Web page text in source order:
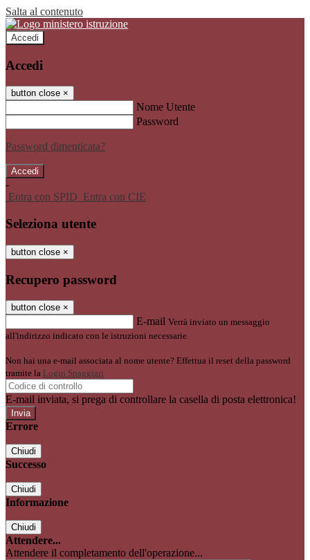
Salta al contenuto
Accedi
Accedi
button close ×
Nome Utente
Password
Password dimenticata?
-
Entra con SPID Entra con CIE
Seleziona utente
button close ×
Recupero password
button close ×
E-mail Verrà inviato un messaggio
all'indirizzo indicato con le istruzioni necessarie.
Non hai una e-mail associata al nome utente? Effettua il reset della password
tramite la Login Spaggiari
E-mail inviata, si prega di controllare la casella di posta elettronica!
Errore
Chiudi
Successo
Chiudi
Informazione
Chiudi
Attendere...
Attendere il completamento dell'operazione...